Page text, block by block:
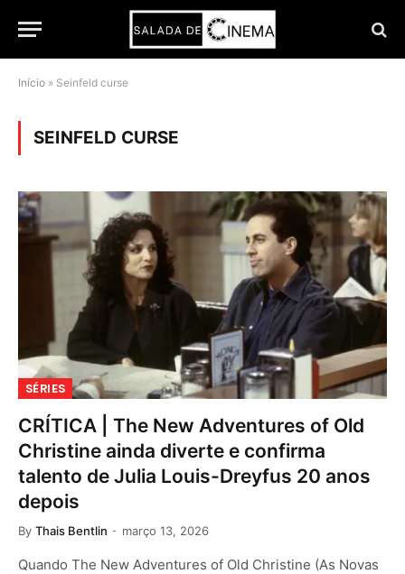
Início » Seinfeld curse
SEINFELD CURSE
SÉRIES
CRÍTICA | The New Adventures of Old
Christine ainda diverte e confirma
talento de Julia Louis-Dreyfus 20 anos
depois
By Thais Bentlin março 13, 2026
Quando The New Adventures of Old Christine (As Novas